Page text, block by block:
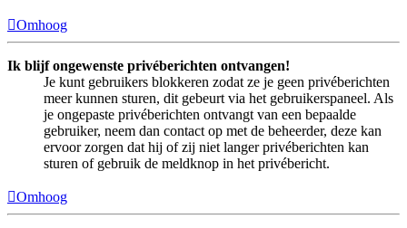
Omhoog
Ik blijf ongewenste privéberichten ontvangen!
Je kunt gebruikers blokkeren zodat ze je geen privéberichten
meer kunnen sturen, dit gebeurt via het gebruikerspaneel. Als
je ongepaste privéberichten ontvangt van een bepaalde
gebruiker, neem dan contact op met de beheerder, deze kan
ervoor zorgen dat hij of zij niet langer privéberichten kan
sturen of gebruik de meldknop in het privébericht.
Omhoog